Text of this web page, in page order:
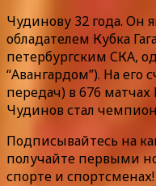
Чудинову 32 года. Он
обладателем Кубка
петербургским СКА,
“Авангардом”). На его
передач) в 676
Чудинов стал
Подписывайтесь на
получайте первыми
спорте и спортсменах!